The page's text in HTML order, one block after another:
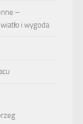
–
i wygoda